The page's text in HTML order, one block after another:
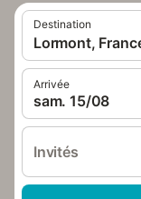
Destination
Lormont,
Arrivée
sam. 15/08
Invités